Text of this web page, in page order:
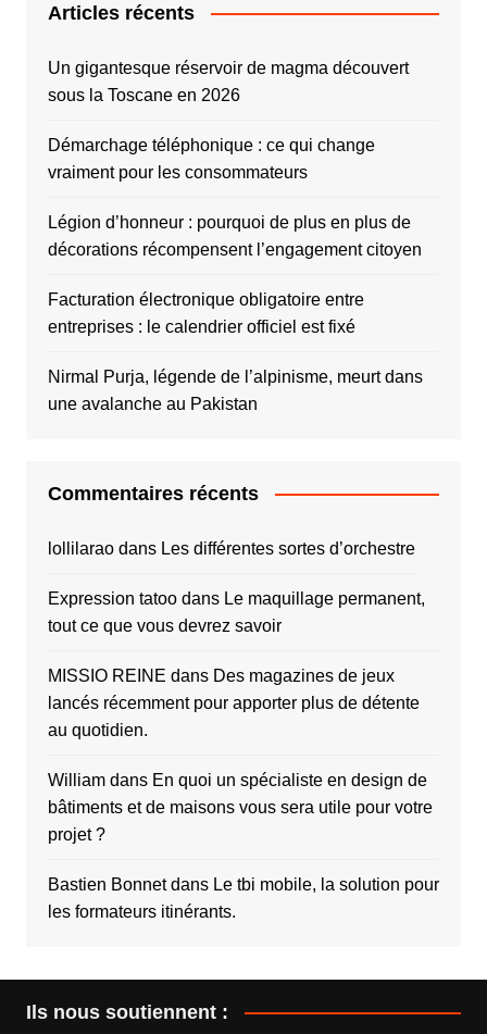
Articles récents
Un gigantesque réservoir de magma découvert
sous la Toscane en 2026
Démarchage téléphonique : ce qui change
vraiment pour les consommateurs
Légion d’honneur : pourquoi de plus en plus de
décorations récompensent l’engagement citoyen
Facturation électronique obligatoire entre
entreprises : le calendrier officiel est fixé
Nirmal Purja, légende de l’alpinisme, meurt dans
une avalanche au Pakistan
Commentaires récents
lollilaraodans Les différentes sortes d’orchestre
Expression tatoodans Le maquillage permanent,
tout ce que vous devrez savoir
MISSIO REINE dans Des magazines de jeux
lancés récemment pour apporter plus de détente
au quotidien.
Williamdans En quoi un spécialiste en design de
bâtiments et de maisons vous sera utile pour votre
projet ?
Bastien Bonnetdans Le tbi mobile, la solution pour
les formateurs itinérants.
Ils nous soutiennent :